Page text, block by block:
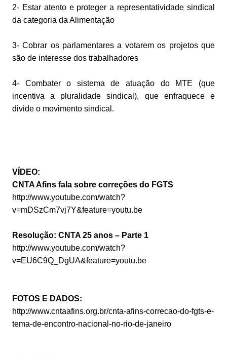
2- Estar atento e proteger a representatividade sindical
da categoria da Alimentação
3- Cobrar os parlamentares a votarem os projetos que
são de interesse dos trabalhadores
4- Combater o sistema de atuação do MTE (que
incentiva a pluralidade sindical), que enfraquece e
divide o movimento sindical.
VÍDEO:
CNTA Afins fala sobre correções do FGTS
http://www.youtube.com/watch?
v=mDSzCm7vj7Y&feature=youtu.be
Resolução: CNTA 25 anos – Parte 1
http://www.youtube.com/watch?
v=EU6C9Q_DgUA&feature=youtu.be
FOTOS E DADOS:
http://www.cntaafins.org.br/cnta-afins-correcao-do-fgts-e-
tema-de-encontro-nacional-no-rio-de-janeiro